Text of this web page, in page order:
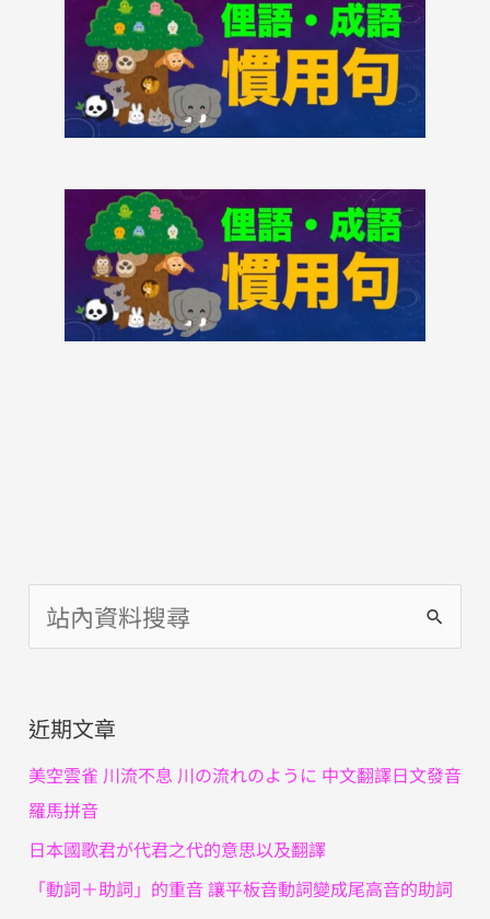
尋
鍵
字
:
近期文章
美空雲雀 川流不息 川の流れのように 中文翻譯日文發音
羅馬拼音
日本國歌君が代君之代的意思以及翻譯
「動詞＋助詞」的重音 讓平板音動詞變成尾高音的助詞